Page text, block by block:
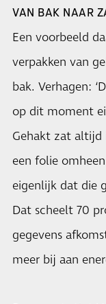
VAN BAK NAAR
Een voorbeeld
verpakken van
bak. Verhagen:
op dit moment
Gehakt zat altijd
een folie
eigenlijk dat die
Dat scheelt 70
gegevens
meer bij aan